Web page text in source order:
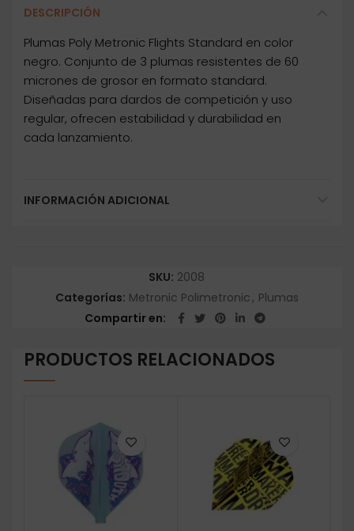
DESCRIPCIÓN
Plumas Poly Metronic Flights Standard en color
negro. Conjunto de 3 plumas resistentes de 60
micrones de grosor en formato standard.
Diseñadas para dardos de competición y uso
regular, ofrecen estabilidad y durabilidad en
cada lanzamiento.
INFORMACIÓN ADICIONAL
SKU: 2008
Categorías: Metronic Polimetronic, Plumas
Compartir en
PRODUCTOS RELACIONADOS